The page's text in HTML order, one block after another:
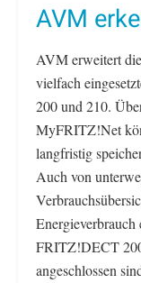
AVM
AVM erweitert
vielfach
200 und 210.
MyFRITZ!Net
langfristig
Auch von
Energieverbrauch
FRITZ!DECT
angeschlossen